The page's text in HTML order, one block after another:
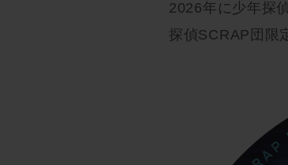
2026年に少年探
探偵SCRAP団限